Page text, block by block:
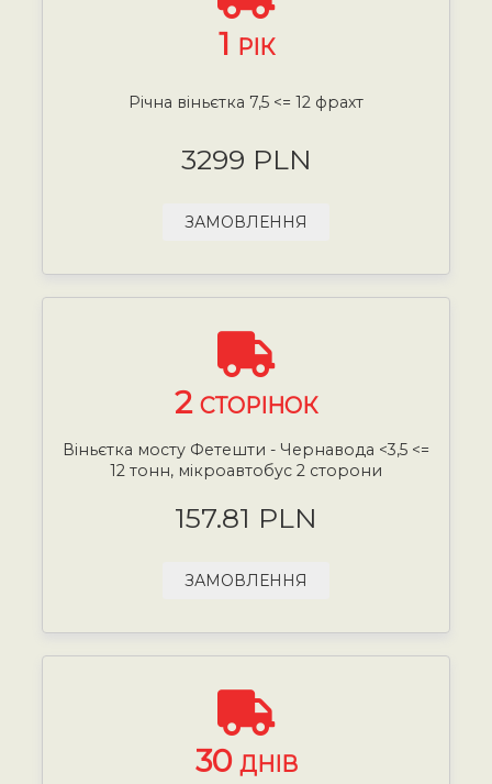
1 РІК
Річна віньєтка 7,5 <= 12 фрахт
3299 PLN
ЗАМОВЛЕННЯ
2 СТОРІНОК
Віньєтка мосту Фетешти - Чернавода <3,5 <=
12 тонн, мікроавтобус 2 сторони
157.81 PLN
ЗАМОВЛЕННЯ
30 ДНІВ